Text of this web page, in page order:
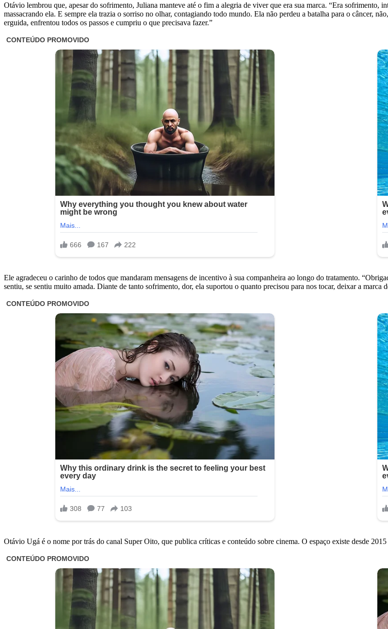
Otávio lembrou que, apesar do sofrimento, Juliana manteve até o fim a alegria de viver que era sua marca. “Era sofrimento,
massacrando ela. E sempre ela trazia o sorriso no olhar, contagiando todo mundo. Ela não perdeu a batalha para o câncer,
erguida, enfrentou todos os passos e cumpriu o que precisava fazer.”
Ele agradeceu o carinho de todos que mandaram mensagens de incentivo à sua companheira ao longo do tratamento.
sentiu, se sentiu muito amada. Diante de tanto sofrimento, dor, ela suportou o quanto precisou para nos tocar, deixar a marca
Otávio Ugá é o nome por trás do canal Super Oito, que publica críticas e conteúdo sobre cinema. O espaço existe desde